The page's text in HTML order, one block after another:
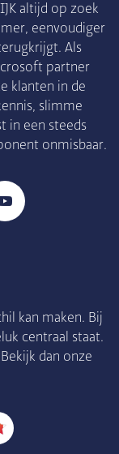
altijd op zoek
eenvoudiger
Als
partner
klanten in de
slimme
in een steeds
onmisbaar.
kan maken. Bij
centraal staat.
dan onze